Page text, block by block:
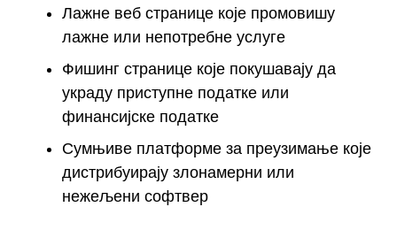
Лажне веб странице које промовишу
лажне или непотребне услуге
Фишинг странице које покушавају да
украду приступне податке или
финансијске податке
Сумњиве платформе за преузимање које
дистрибуирају злонамерни или
нежељени софтвер